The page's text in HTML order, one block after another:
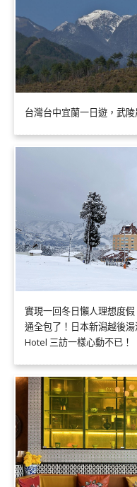
台灣台中宜蘭一日遊，武
實現一回冬日懶人理想度
通全包了！日本新潟越後
Hotel 三訪一樣心動不已！